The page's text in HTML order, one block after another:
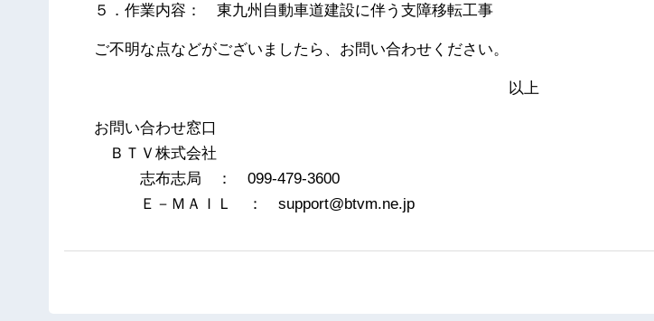
５．作業内容： 東九州自動車道建設に伴う支障移転工事
ご不明な点などがございましたら、お問い合わせください。
以上
お問い合わせ窓口
ＢＴＶ株式会社
志布志局 ： 099-479-3600
Ｅ－ＭＡＩＬ ： support@btvm.ne.jp